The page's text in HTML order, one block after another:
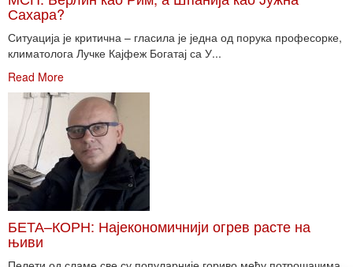
Сахара?
Ситуација је критична – гласила је једна од порука професорке,
климатолога Лучке Кајфеж Богатај са У...
Read More
БЕТА–КОРН: Најекономичнији огрев расте на
њиви